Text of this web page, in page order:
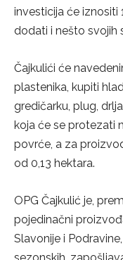
investicija će iznositi
dodati i nešto svojih
Čajkulići će
plastenika, kupiti
gredičarku, plug,
koja će se protezati
povrće, a za
od 0,13 hektara.
OPG Čajkulić je,
pojedinačni
Slavonije i